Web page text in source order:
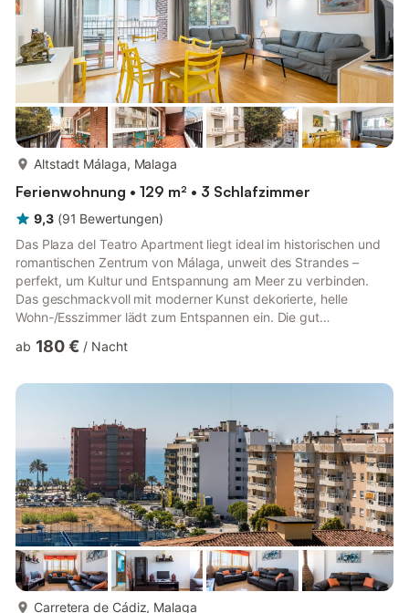
Altstadt Málaga, Malaga
Ferienwohnung • 129 m² • 3 Schlafzimmer
9,3 (91 Bewertungen)
Das Plaza del Teatro Apartment liegt ideal im historischen und
romantischen Zentrum von Málaga, unweit des Strandes –
perfekt, um Kultur und Entspannung am Meer zu verbinden.
Das geschmackvoll mit moderner Kunst dekorierte, helle
Wohn-/Esszimmer lädt zum Entspannen ein. Die gut
Einzelbetten und einem Etagenbett), ein kürzlich renoviertes
ausgestattetes Bad bieten Komfort für bis zu 8 Gäste. Die
und TV. Außerdem steht Ihn...
ab 180 € / Nacht
Carretera de Cádiz, Malaga